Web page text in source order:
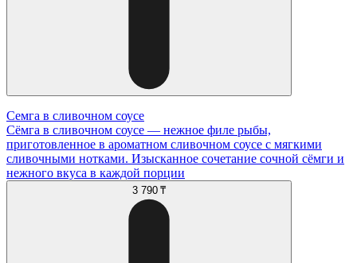
Семга в сливочном соусе
Сёмга в сливочном соусе — нежное филе рыбы,
приготовленное в ароматном сливочном соусе с мягкими
сливочными нотками. Изысканное сочетание сочной сёмги и
нежного вкуса в каждой порции
3 790 ₸